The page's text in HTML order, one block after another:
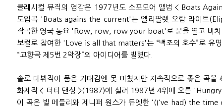
클래시컬 뮤직의 영감은 1977년도 소포모어 앨범 < Boats
도입곡 'Boats agains the current'는 엘리팔렛 오람 라이트
작곡한 영국 동요 'Row, row, row your boat'로 문을 열고 비치
보컬로 참여한 'Love is all that matters'는 “백조의 호수”로 유
“교향곡 제5번 2악장”의 아이디어를 빌렸다.
솔로 데뷔작이 품은 기대감엔 못 미쳤지만 지속적으로 좋은 곡을
화제작 < 더티 댄싱 >(1987)에 실려 1987년 4위에 오른
이 곡은 빌 메들리와 제니퍼 원스가 듀엣한 '(I've had) the